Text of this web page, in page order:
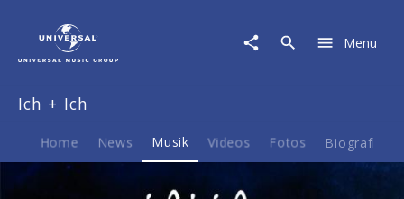
tot
Menu
Ich + Ich
Home News Musik Videos Fotos Biografie